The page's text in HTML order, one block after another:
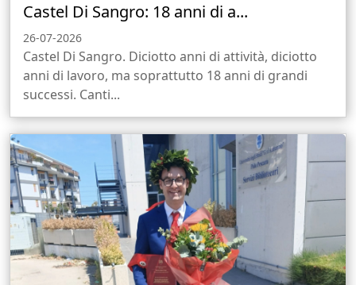
Castel Di Sangro: 18 anni di a...
26-07-2026
Castel Di Sangro. Diciotto anni di attività, diciotto
anni di lavoro, ma soprattutto 18 anni di grandi
successi. Canti...